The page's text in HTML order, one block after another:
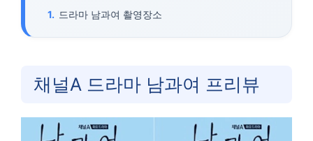
드라마 남과여 촬영장소
채널A 드라마 남과여 프리뷰